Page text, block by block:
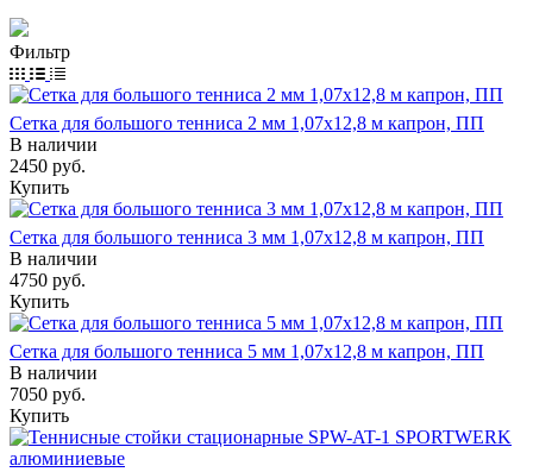
Фильтр
Сетка для большого тенниса 2 мм 1,07х12,8 м капрон, ПП
В наличии
2450 руб.
Купить
Сетка для большого тенниса 3 мм 1,07х12,8 м капрон, ПП
В наличии
4750 руб.
Купить
Сетка для большого тенниса 5 мм 1,07х12,8 м капрон, ПП
В наличии
7050 руб.
Купить